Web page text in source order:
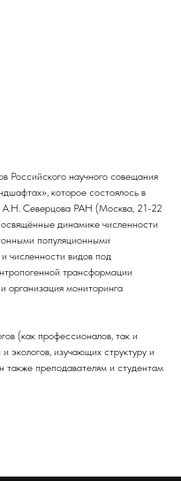
Российского научного совещания
которое состоялось в
А.Н. Северцова РАН (Москва, 21-22
динамике численности
популяционными
численности видов под
трансформации
организация мониторинга
(как профессионалов, так и
экологов, изучающих структуру и
преподавателям и студентам